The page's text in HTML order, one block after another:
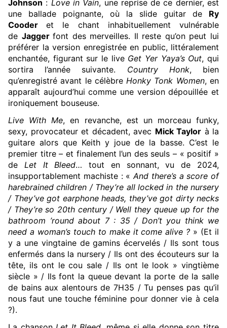
Johnson : Love in Vain, une reprise de ce dernier, est
une ballade poignante, où la slide guitar de
Ry
Cooder
et le chant inhabituellement vulnérable
de Jagger font des merveilles. Il reste qu’on peut lui
préférer la version enregistrée en public, littéralement
enchantée, figurant sur le live Get Yer Yaya’s Out, qui
sortira l’année suivante.
Country Honk, bien
qu’enregistré avant le célèbre Honky Tonk Women, en
apparaît aujourd’hui comme une version dépouillée et
ironiquement bouseuse.
Live With Me, en revanche, est un morceau funky,
sexy, provocateur et décadent, avec Mick Taylor à la
guitare alors que Keith y joue de la basse. C’est le
premier titre – et finalement l’un des seuls – « positif »
de
Let It Bleed… tout en sonnant, vu de 2024,
insupportablement machiste : « And there’s a score of
harebrained children / They’re all locked in the nursery
/ They’ve got earphone heads, they’ve got dirty necks
/ They’re so 20th century / Well they queue up for the
bathroom ’round about 7 : 35 / Don’t you think we
need a woman’s touch to make it come alive ? » (Et il
y a une vingtaine de gamins écervelés / Ils sont tous
enfermés dans la nursery / Ils ont des écouteurs sur la
tête, ils ont le cou sale / Ils ont le look » vingtième
siècle » / Ils font la queue devant la porte de la salle
de bains aux alentours de 7H35 / Tu penses pas qu’il
nous faut une touche féminine pour donner vie à cela
?).